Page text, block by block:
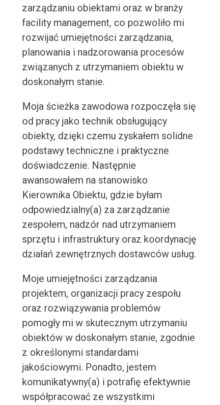
zarządzaniu obiektami oraz w branży
facility management, co pozwoliło mi
rozwijać umiejętności zarządzania,
planowania i nadzorowania procesów
związanych z utrzymaniem obiektu w
doskonałym stanie.
Moja ścieżka zawodowa rozpoczęła się
od pracy jako technik obsługujący
obiekty, dzięki czemu zyskałem solidne
podstawy techniczne i praktyczne
doświadczenie. Następnie
awansowałem na stanowisko
Kierownika Obiektu, gdzie byłam
odpowiedzialny(a) za zarządzanie
zespołem, nadzór nad utrzymaniem
sprzętu i infrastruktury oraz koordynację
działań zewnętrznych dostawców usług.
Moje umiejętności zarządzania
projektem, organizacji pracy zespołu
oraz rozwiązywania problemów
pomogły mi w skutecznym utrzymaniu
obiektów w doskonałym stanie, zgodnie
z określonymi standardami
jakościowymi. Ponadto, jestem
komunikatywny(a) i potrafię efektywnie
współpracować ze wszystkimi